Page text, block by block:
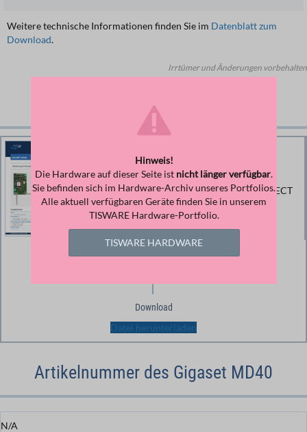
Weitere technische Informationen finden Sie im Datenblatt zum
Download.
Irrtümer und Änderungen vorbehalten
Downloads zu diesem Produkt
Datenblatt Gigaset MD40
Produktinformation und technische Daten DECT
Modul Gigaset MD40 (Dokument druckt
farbsparend)
Größe
Download
Datei herunterladen
Artikelnummer des Gigaset MD40
N/A
Hinweis!
Die Hardware auf dieser Seite ist nicht länger verfügbar.
Sie befinden sich im Hardware-Archiv unseres Portfolios.
Alle aktuell verfügbaren Geräte finden Sie in unserem
TISWARE Hardware-Portfolio.
TISWARE HARDWARE